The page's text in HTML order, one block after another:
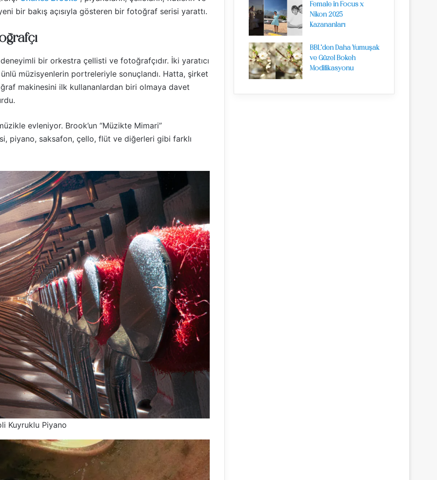
bir bakış açısıyla gösteren bir fotoğraf serisi yarattı.
bir orkestra çellisti ve fotoğrafçıdır. İki yaratıcı
müzisyenlerin portreleriyle sonuçlandı. Hatta, şirket
makinesini ilk kullananlardan biri olmaya davet
evleniyor. Brook’un “Müzikte Mimari”
piyano, saksafon, çello, flüt ve diğerleri gibi farklı
Kuyruklu Piyano
Female in Focus x
Nikon 2025
Kazananları
BBL’den Daha Yumuşak
ve Güzel Bokeh
Modifikasyonu